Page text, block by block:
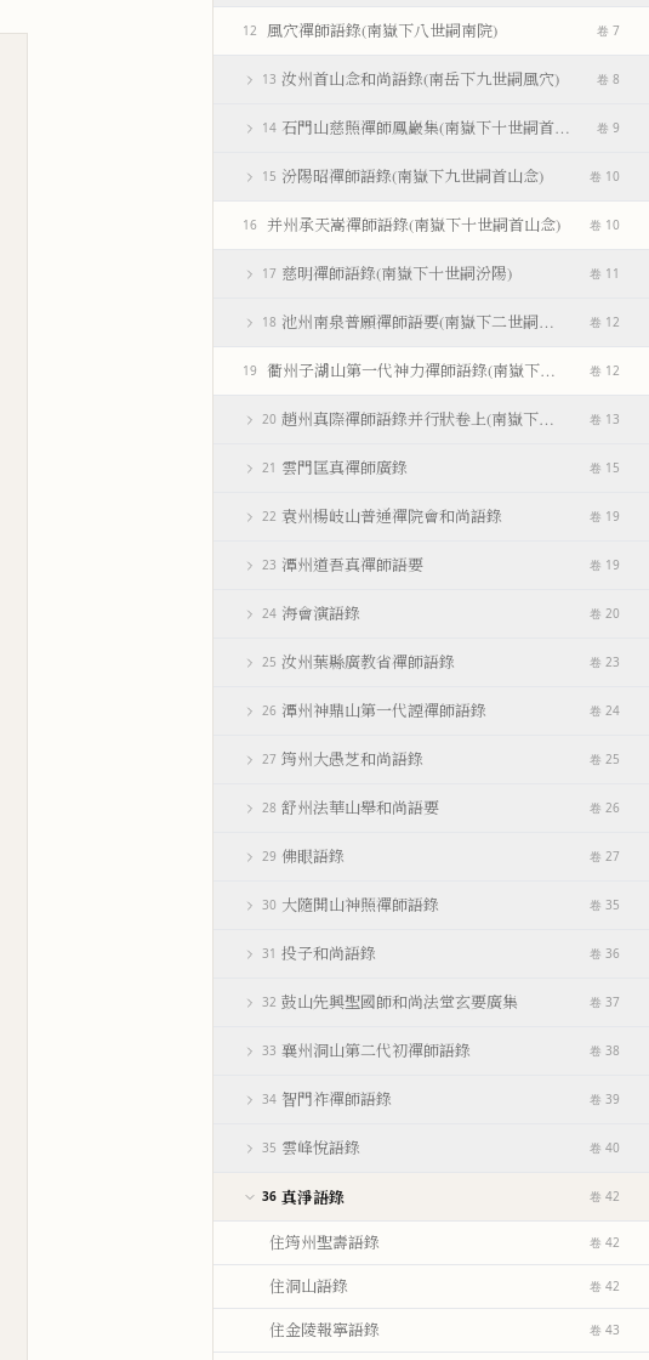
12 風穴禪師語錄(南嶽下八世嗣南院) 卷 7
13 汝州首山念和尚語錄(南岳下九世嗣風穴) 卷 8
14 石門山慈照禪師鳳巖集(南嶽下十世嗣首山) 卷 9
15 汾陽昭禪師語錄(南嶽下九世嗣首山念) 卷 10
16 并州承天嵩禪師語錄(南嶽下十世嗣首山念) 卷 10
17 慈明禪師語錄(南嶽下十世嗣汾陽) 卷 11
18 池州南泉普願禪師語要(南嶽下二世嗣馬祖一)卷 12
19 衢州子湖山第一代神力禪師語錄(南嶽下四世嗣南泉) 卷 12
20 趙州真際禪師語錄并行狀卷上(南嶽下四世嗣南泉願)
卷 13
21 雲門匡真禪師廣錄 卷 15
22 袁州楊岐山普通禪院會和尚語錄 卷 19
23 潭州道吾真禪師語要 卷 19
24 海會演語錄 卷 20
25 汝州葉縣廣教省禪師語錄 卷 23
26 潭州神鼎山第一代諲禪師語錄 卷 24
27 筠州大愚芝和尚語錄 卷 25
28 舒州法華山舉和尚語要 卷 26
29 佛眼語錄 卷 27
30 大隨開山神照禪師語錄 卷 35
31 投子和尚語錄 卷 36
32 鼓山先興聖國師和尚法堂玄要廣集 卷 37
33 襄州洞山第二代初禪師語錄 卷 38
34 智門祚禪師語錄 卷 39
35 雲峰悅語錄 卷 40
36 真淨語錄 卷 42
住筠州聖壽語錄 卷 42
住洞山語錄 卷 42
住金陵報寧語錄 卷 43